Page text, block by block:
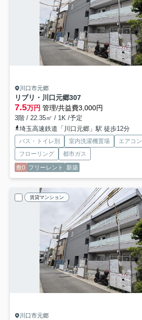
川口市元郷
リブリ・川口元郷307
7.5万円 管理/共益費3,000円
3階 / 22.35㎡ / 1K /予定
埼玉高速鉄道「川口元郷」駅 徒歩12分
バス・トイレ別 室内洗濯機置場 エアコン
フローリング
都市ガス
敷0 フリーレント 新築
賃貸マンション
川口市元郷